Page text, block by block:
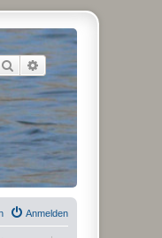
Suche Erweiterte Suche
Anmelden